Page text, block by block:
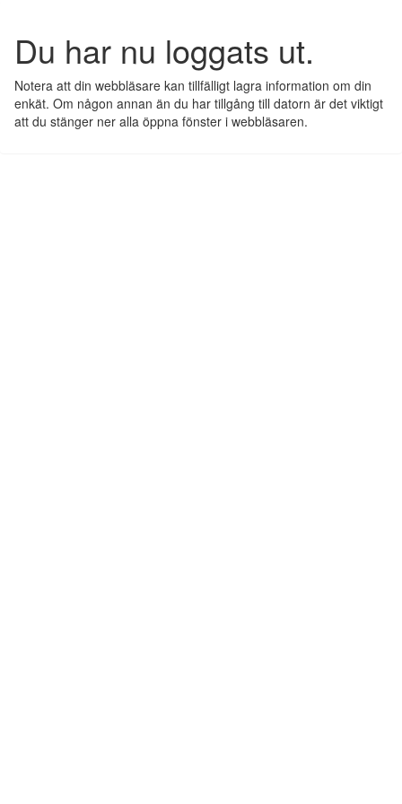
Du har nu loggats ut.
Notera att din webbläsare kan tillfälligt lagra information om din
enkät. Om någon annan än du har tillgång till datorn är det viktigt
att du stänger ner alla öppna fönster i webbläsaren.